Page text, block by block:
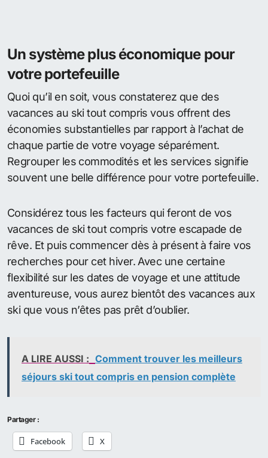
Un système plus économique pour
votre portefeuille
Quoi qu’il en soit, vous constaterez que des
vacances au ski tout compris vous offrent des
économies substantielles par rapport à l’achat de
chaque partie de votre voyage séparément.
Regrouper les commodités et les services signifie
souvent une belle différence pour votre portefeuille.
Considérez tous les facteurs qui feront de vos
vacances de ski tout compris votre escapade de
rêve. Et puis commencer dès à présent à faire vos
recherches pour cet hiver. Avec une certaine
flexibilité sur les dates de voyage et une attitude
aventureuse, vous aurez bientôt des vacances aux
ski que vous n’êtes pas prêt d’oublier.
A LIRE AUSSI : Comment trouver les meilleurs
séjours ski tout compris en pension complète
Partager :
Facebook X